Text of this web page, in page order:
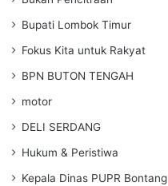
Bupati Lombok Timur
Fokus Kita untuk Rakyat
BPN BUTON TENGAH
motor
DELI SERDANG
Hukum & Peristiwa
Kepala Dinas PUPR Bontang